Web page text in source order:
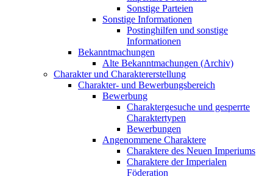
Sonstige Parteien
Sonstige Informationen
Postinghilfen und sonstige
Informationen
Bekanntmachungen
Alte Bekanntmachungen (Archiv)
Charakter und Charaktererstellung
Charakter- und Bewerbungsbereich
Bewerbung
Charaktergesuche und gesperrte
Charaktertypen
Bewerbungen
Angenommene Charaktere
Charaktere des Neuen Imperiums
Charaktere der Imperialen
Föderation